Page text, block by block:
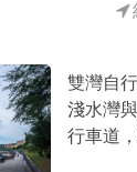
雙灣自
淺水灣
行車道